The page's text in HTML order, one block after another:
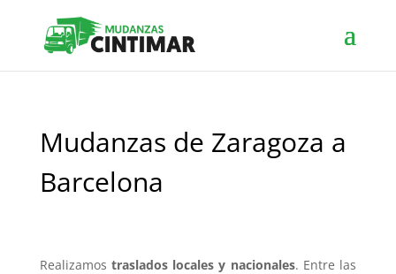
Mudanzas de Zaragoza a
Barcelona
Realizamostraslados locales y nacionales. Entre las